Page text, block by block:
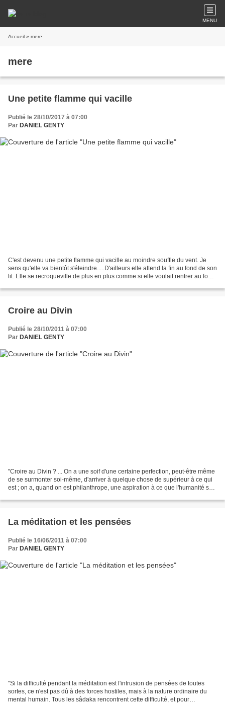
MENU
Accueil » mere
mere
Une petite flamme qui vacille
Publié le 28/10/2017 à 07:00
Par DANIEL GENTY
C'est devenu une petite flamme qui vacille au moindre souffle du vent. Je
sens qu'elle va bientôt s'éteindre.....D'ailleurs elle attend la fin au fond de son
lit. Elle se recroqueville de plus en plus comme si elle voulait rentrer au fond
Croire au Divin
Publié le 28/10/2011 à 07:00
Par DANIEL GENTY
"Croire au Divin ? ... On a une soif d'une certaine perfection, peut-être même
de se surmonter soi-même, d'arriver à quelque chose de supérieur à ce qui
est ; on a, quand on est philanthrope, une aspiration à ce que l'humanité soit
La méditation et les pensées
Publié le 16/06/2011 à 07:00
Par DANIEL GENTY
"Si la difficulté pendant la méditation est l'intrusion de pensées de toutes
sortes, ce n'est pas dû à des forces hostiles, mais à la nature ordinaire du
mental humain. Tous les sâdaka rencontrent cette difficulté, et pour